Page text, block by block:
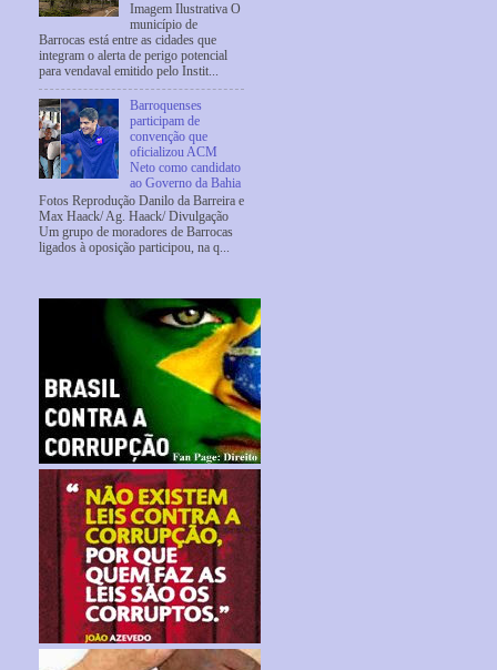
Imagem Ilustrativa O
município de
Barrocas está entre as cidades que
integram o alerta de perigo potencial
para vendaval emitido pelo Instit...
Barroquenses
participam de
convenção que
oficializou ACM
Neto como candidato
ao Governo da Bahia
Fotos Reprodução Danilo da Barreira e
Max Haack/ Ag. Haack/ Divulgação
Um grupo de moradores de Barrocas
ligados à oposição participou, na q...